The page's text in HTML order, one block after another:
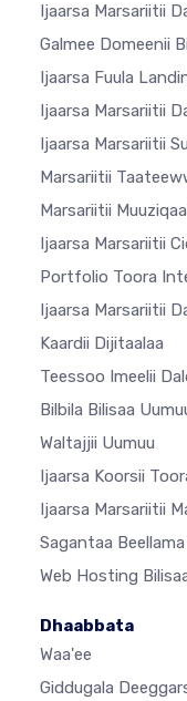
Ijaarsa Marsariitii
Galmee Domeenii
Ijaarsa Fuula
Ijaarsa Marsariitii
Ijaarsa Marsariitii
Marsariitii
Marsariitii
Ijaarsa Marsariitii
Portfolio Toora
Ijaarsa Marsariitii
Kaardii Dijitaalaa
Teessoo Imeelii
Bilbila Bilisaa
Waltajjii Uumuu
Ijaarsa Koorsii
Ijaarsa Marsariitii
Sagantaa
Web Hosting
Dhaabbata
Waa'ee
Giddugala